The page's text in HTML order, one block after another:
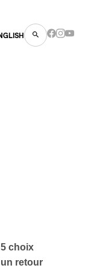
choix
retour